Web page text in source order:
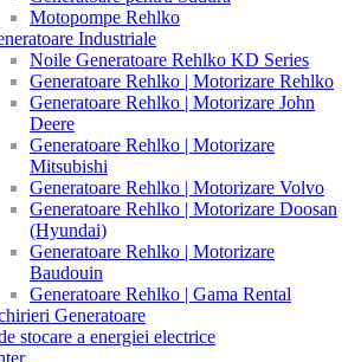
Motopompe Rehlko
Industriale
Noile Generatoare Rehlko KD Series
Generatoare Rehlko | Motorizare Rehlko
Generatoare Rehlko | Motorizare John
Deere
Generatoare Rehlko | Motorizare
Mitsubishi
Generatoare Rehlko | Motorizare Volvo
Generatoare Rehlko | Motorizare Doosan
(Hyundai)
Generatoare Rehlko | Motorizare
Baudouin
Generatoare Rehlko | Gama Rental
Generatoare
stocare a energiei electrice